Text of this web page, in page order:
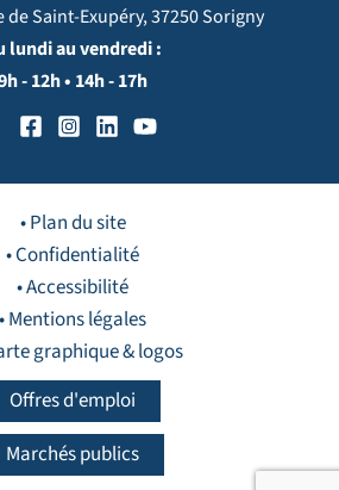
de Saint-Exupéry, 37250 Sorigny
lundi au vendredi :
- 12h • 14h - 17h
• Plan du site
• Confidentialité
• Accessibilité
• Mentions légales
graphique & logos
Offres d'emploi
Marchés publics